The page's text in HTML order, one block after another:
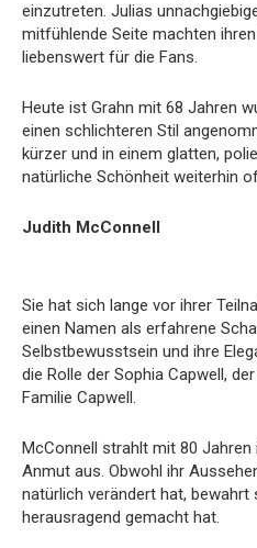
einzutreten. Julias
mitfühlende Seite machten
liebenswert für die Fans.
Heute ist Grahn mit 68 Jahren
einen schlichteren Stil
kürzer und in einem glatten,
natürliche Schönheit weiterhin
Judith McConnell
Sie hat sich lange vor ihrer
einen Namen als erfahrene
Selbstbewusstsein und ihre
die Rolle der Sophia Capwell,
Familie Capwell.
McConnell strahlt mit 80
Anmut aus. Obwohl ihr
natürlich verändert hat, bewahrt
herausragend gemacht hat.